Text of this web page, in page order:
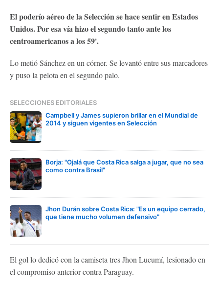
El poderío aéreo de la Selección se hace sentir en Estados
Unidos. Por esa vía hizo el segundo tanto ante los
centroamericanos a los 59'.
Lo metió Sánchez en un córner. Se levantó entre sus marcadores
y puso la pelota en el segundo palo.
SELECCIONES EDITORIALES
Campbell y James supieron brillar en el Mundial de
2014 y siguen vigentes en Selección
Borja: "Ojalá que Costa Rica salga a jugar, que no sea
como contra Brasil"
Jhon Durán sobre Costa Rica: "Es un equipo cerrado,
que tiene mucho volumen defensivo"
El gol lo dedicó con la camiseta tres Jhon Lucumí, lesionado en
el compromiso anterior contra Paraguay.